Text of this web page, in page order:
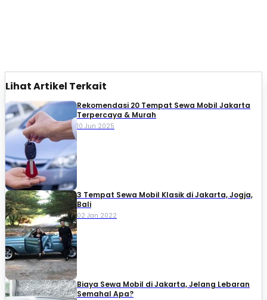
Lihat Artikel Terkait
Rekomendasi 20 Tempat Sewa Mobil Jakarta
Terpercaya & Murah
10 Jun 2025
3 Tempat Sewa Mobil Klasik di Jakarta, Jogja,
Bali
02 Jan 2022
Biaya Sewa Mobil di Jakarta, Jelang Lebaran
Semahal Apa?